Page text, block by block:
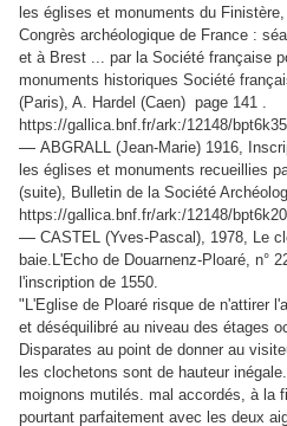
les églises et monuments du
Congrès archéologique de France :
et à Brest ... par la Société française
monuments historiques Société
(Paris), A. Hardel (Caen) page 141 .
https://gallica.bnf.fr/ark:/12148/
— ABGRALL (Jean-Marie) 1916,
les églises et monuments recueillies
(suite), Bulletin de la Société
https://gallica.bnf.fr/ark:/12148/
— CASTEL (Yves-Pascal), 1978, Le
baie.L'Echo de Douarnenz-Ploaré, n°
l'inscription de 1550.
"L'Eglise de Ploaré risque de n'attirer
et déséquilibré au niveau des étages
Disparates au point de donner au
les clochetons sont de hauteur
moignons mutilés. mal accordés, à la
pourtant parfaitement avec les deux